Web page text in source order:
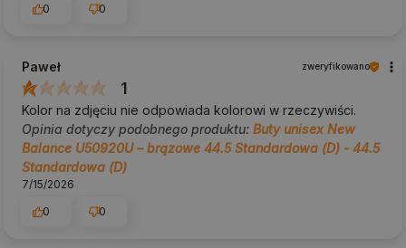
0
0
Paweł zweryfikowano
1
Kolor na zdjęciu nie odpowiada kolorowi w rzeczywiści.
Opinia dotyczy podobnego produktu: Buty unisex New
Balance U50920U – brązowe 44.5 Standardowa (D) - 44.5
Standardowa (D)
7/15/2026
0
0